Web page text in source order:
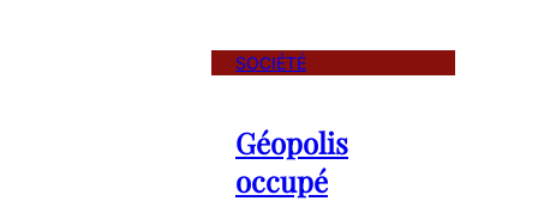
SOCIÉTÉ
Géopolis
occupé